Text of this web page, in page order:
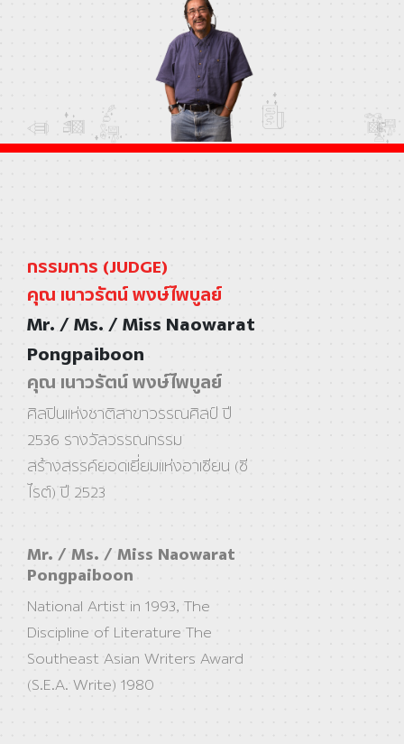
กรรมการ (JUDGE)
คุณ เนาวรัตน์ พงษ์ไพบูลย์
Mr. / Ms. / Miss Naowarat
Pongpaiboon
คุณ เนาวรัตน์ พงษ์ไพบูลย์
ศิลปินแห่งชาติสาขาวรรณศิลป์ ปี
2536 รางวัลวรรณกรรม
สร้างสรรค์ยอดเยี่ยมแห่งอาเซียน (ซี
ไรต์) ปี 2523
Mr. / Ms. / Miss Naowarat
Pongpaiboon
National Artist in 1993, The
Discipline of Literature The
Southeast Asian Writers Award
(S.E.A. Write) 1980